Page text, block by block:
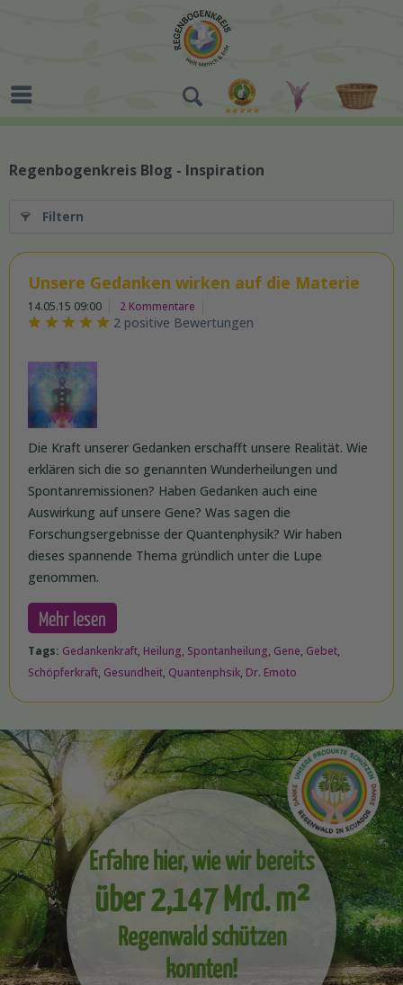
Regenbogenkreis Blog - Inspiration
Filtern
Unsere Gedanken wirken auf die Materie
14.05.15 09:00 2 Kommentare
2 positive Bewertungen
Die Kraft unserer Gedanken erschafft unsere Realität. Wie
erklären sich die so genannten Wunderheilungen und
Spontanremissionen? Haben Gedanken auch eine
Auswirkung auf unsere Gene? Was sagen die
Forschungsergebnisse der Quantenphysik? Wir haben
dieses spannende Thema gründlich unter die Lupe
genommen.
Mehr lesen
Tags: Gedankenkraft, Heilung, Spontanheilung, Gene, Gebet,
Schöpferkraft, Gesundheit, Quantenphsik, Dr. Emoto
Erfahre hier, wie wir bereits
über 2,147 Mrd. m²
Regenwald schützen
konnten!